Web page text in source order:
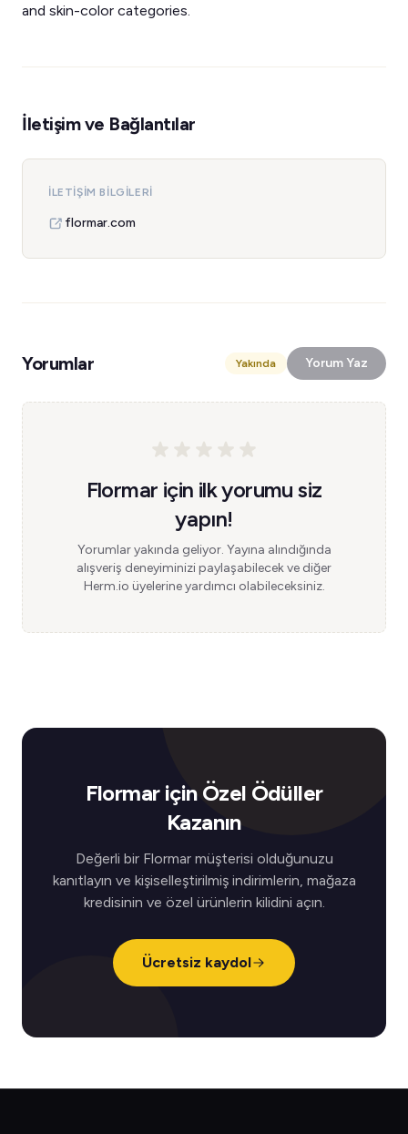
and skin-color categories.
İletişim ve Bağlantılar
İLETIŞIM BILGILERI
flormar.com
Yorumlar Yakında Yorum Yaz
Flormar için ilk yorumu siz
yapın!
Yorumlar yakında geliyor. Yayına alındığında
alışveriş deneyiminizi paylaşabilecek ve diğer
Herm.io üyelerine yardımcı olabileceksiniz.
Flormar için Özel Ödüller
Kazanın
Değerli bir Flormar müşterisi olduğunuzu
kanıtlayın ve kişiselleştirilmiş indirimlerin, mağaza
kredisinin ve özel ürünlerin kilidini açın.
Ücretsiz kaydol